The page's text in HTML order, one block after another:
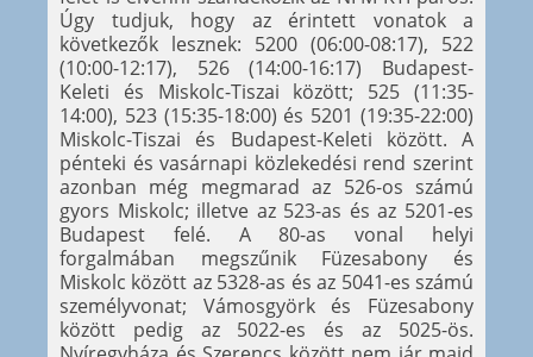
Úgy tudjuk, hogy az érintett vonatok a
következők lesznek: 5200 (06:00-08:17), 522
(10:00-12:17), 526 (14:00-16:17) Budapest-
Keleti és Miskolc-Tiszai között; 525 (11:35-
14:00), 523 (15:35-18:00) és 5201 (19:35-22:00)
Miskolc-Tiszai és Budapest-Keleti között. A
pénteki és vasárnapi közlekedési rend szerint
azonban még megmarad az 526-os számú
gyors Miskolc; illetve az 523-as és az 5201-es
Budapest felé. A 80-as vonal helyi
forgalmában megszűnik Füzesabony és
Miskolc között az 5328-as és az 5041-es számú
személyvonat; Vámosgyörk és Füzesabony
között pedig az 5022-es és az 5025-ös.